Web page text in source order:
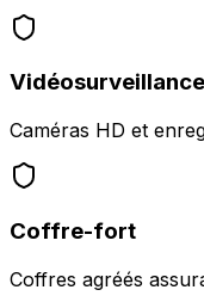
Vidéosurveillance
Caméras HD et
Coffre-fort
Coffres agréés